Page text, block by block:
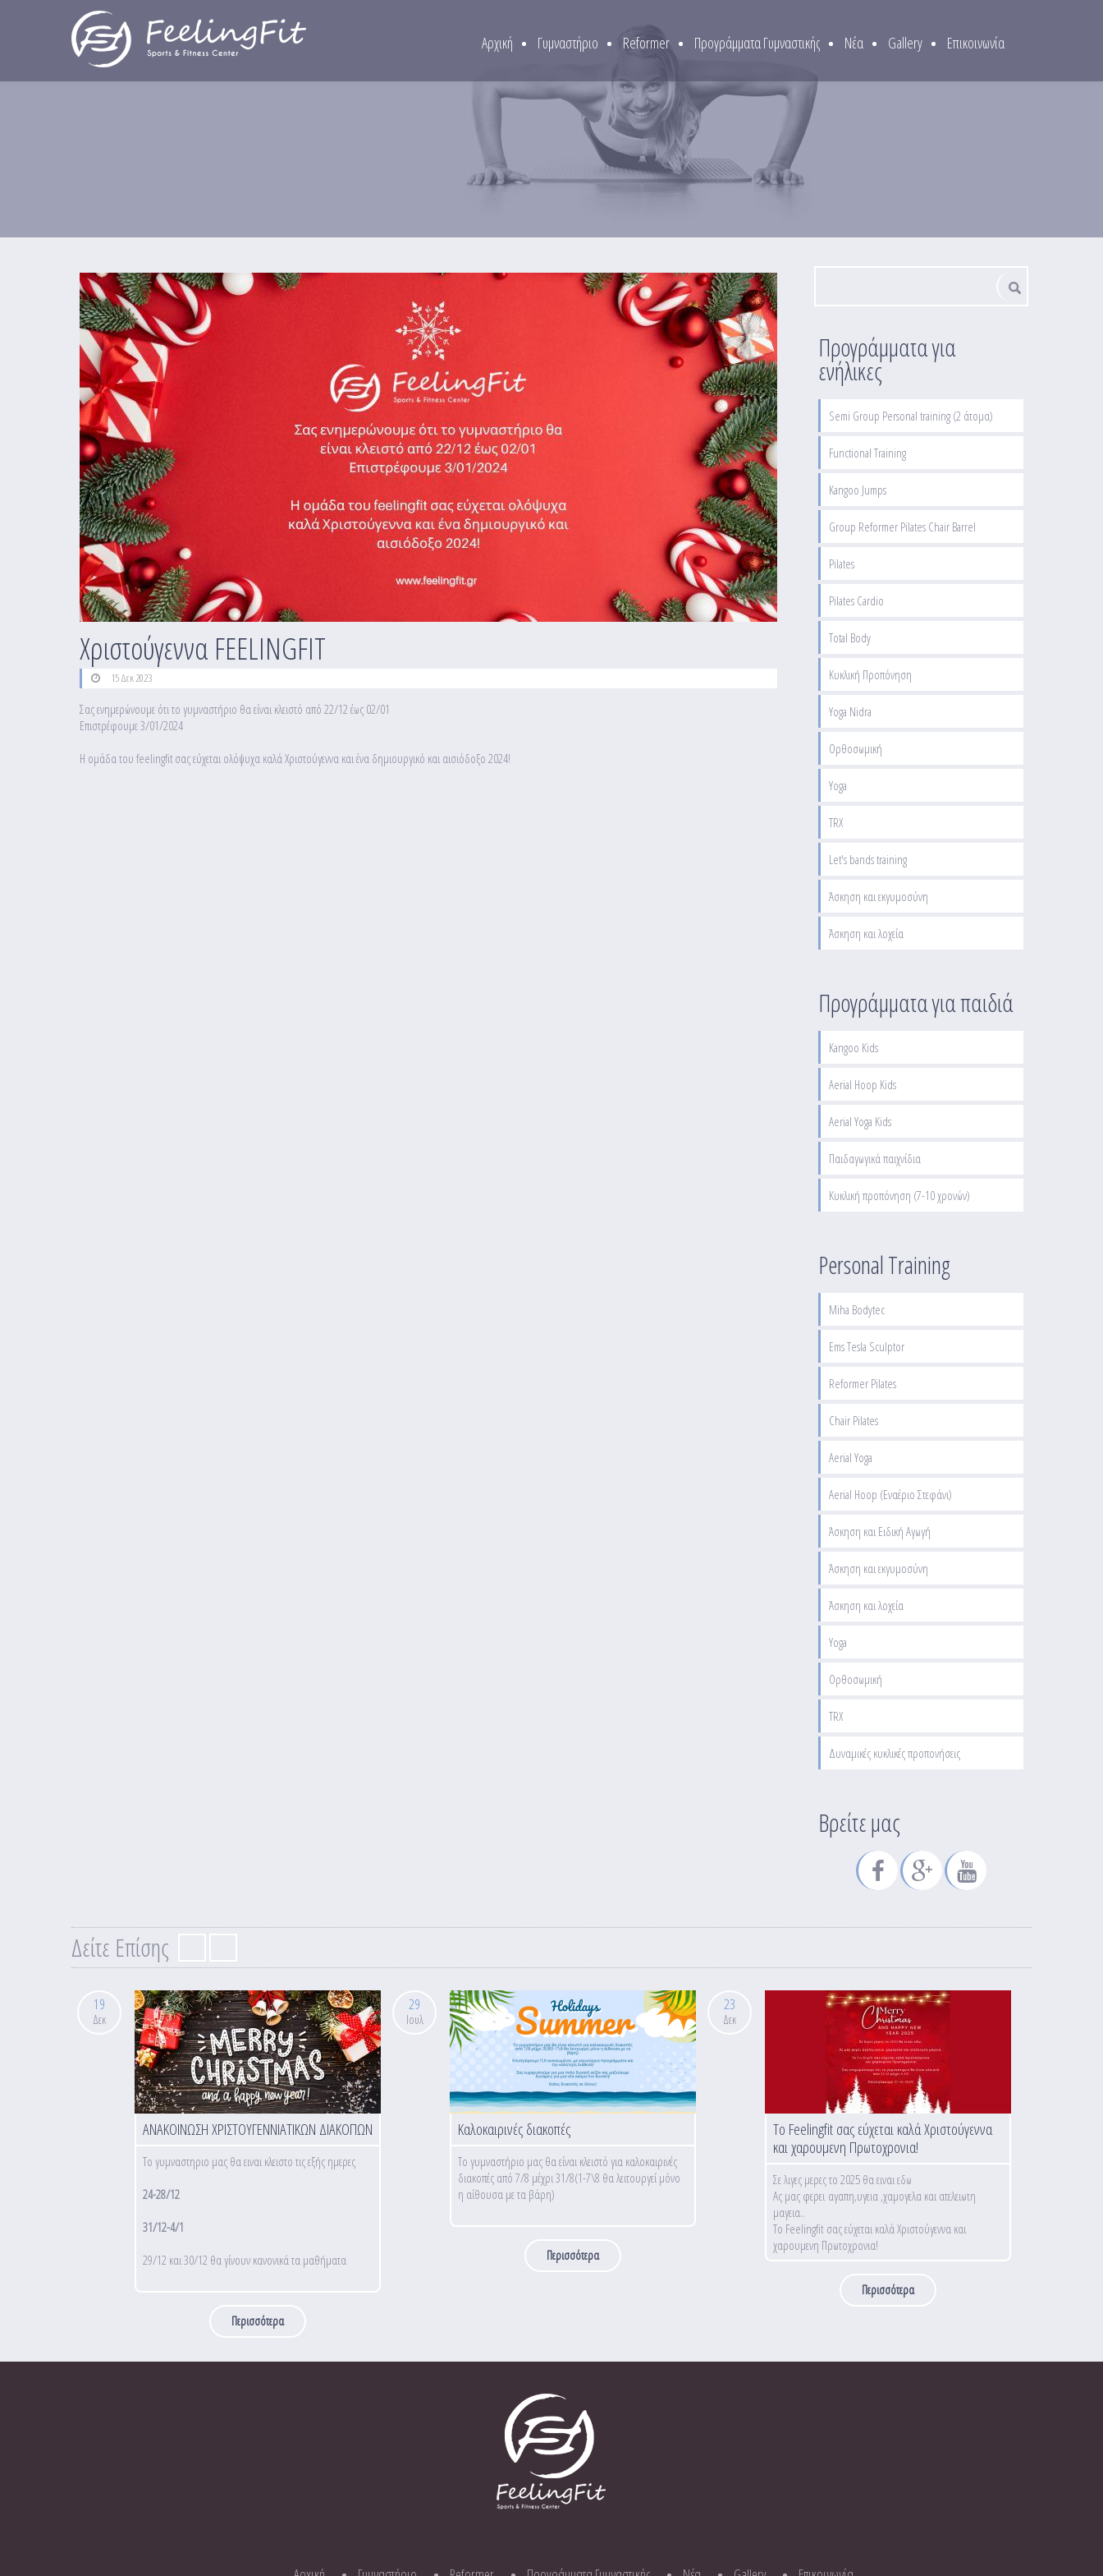
Παράκαμψη προς το κυρίως περιεχόμενο
Αρχική Γυμναστήριο Reformer Προγράμματα Γυμναστικής Νέα Gallery Επικοινωνία
Χριστούγεννα FEELINGFIT
15 Δεκ 2023
Σας ενημερώνουμε ότι το γυμναστήριο θα είναι κλειστό από 22/12 έως 02/01
Επιστρέφουμε 3/01/2024
Η ομάδα του feelingfit σας εύχεται ολόψυχα καλά Χριστούγεννα και ένα δημιουργικό και αισιόδοξο 2024!
Προγράμματα για
ενήλικες
Semi Group Personal training (2 άτομα)
Functional Training
Kangoo Jumps
Group Reformer Pilates Chair Barrel
Pilates
Pilates Cardio
Total Body
Κυκλική Προπόνηση
Yoga Nidra
Ορθοσωμική
Yoga
TRX
Let's bands training
Άσκηση και εκγυμοσύνη
Άσκηση και λοχεία
Προγράμματα για παιδιά
Kangoo Kids
Aerial Hoop Kids
Aerial Yoga Kids
Παιδαγωγικά παιχνίδια
Κυκλική προπόνηση (7-10 χρονών)
Personal Training
Miha Bodytec
Ems Tesla Sculptor
Reformer Pilates
Chair Pilates
Aerial Yoga
Aerial Hoop (Εναέριο Στεφάνι)
Άσκηση και Ειδική Αγωγή
Άσκηση και εκγυμοσύνη
Άσκηση και λοχεία
Yoga
Ορθοσωμική
TRX
Δυναμικές κυκλικές προπονήσεις
Βρείτε μας
Δείτε Επίσης
19
Δεκ
ΑΝΑΚΟΙΝΩΣΗ ΧΡΙΣΤΟΥΓΕΝΝΙΑΤΙΚΩΝ ΔΙΑΚΟΠΩΝ
Το γυμναστηριο μας θα ειναι κλειστο τις εξής ημερες
24-28/12
31/12-4/1
29/12 και 30/12 θα γίνουν κανονικά τα μαθήματα
Περισσότερα
29
Ιουλ
Καλοκαιρινές διακοπές
Το γυμναστήριο μας θα είναι κλειστό για καλοκαιρινές
διακοπές από 7/8 μέχρι 31/8(1-7\8 θα λειτουργεί μόνο
η αίθουσα με τα βάρη)
Περισσότερα
23
Δεκ
Το Feelingfit σας εύχεται καλά Χριστούγεννα
και χαρουμενη Πρωτοχρονια!
Σε λιγες μερες το 2025 θα ειναι εδω
Ας μας φερει αγαπη,υγεια ,χαμογελα και ατελειωτη
μαγεια..
Το Feelingfit σας εύχεται καλά Χριστούγεννα και
χαρουμενη Πρωτοχρονια!
Περισσότερα